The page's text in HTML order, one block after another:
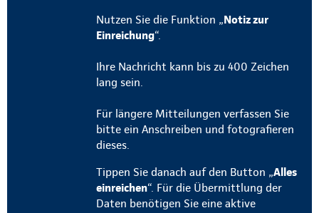
Nutzen Sie die Funktion „Notiz zur
Einreichung“.
Ihre Nachricht kann bis zu 400 Zeichen
lang sein.
Für längere Mitteilungen verfassen Sie
bitte ein Anschreiben und fotografieren
dieses.
Tippen Sie danach auf den Button „Alles
einreichen“. Für die Übermittlung der
Daten benötigen Sie eine aktive